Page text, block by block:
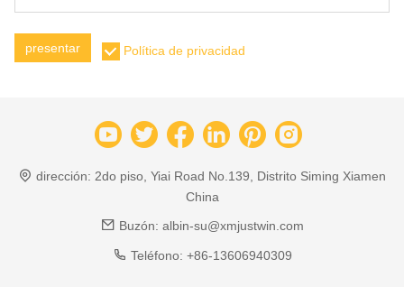
presentar Política de privacidad
dirección: 2do piso, Yiai Road No.139, Distrito Siming Xiamen
China
Buzón: albin-su@xmjustwin.com
Teléfono: +86-13606940309